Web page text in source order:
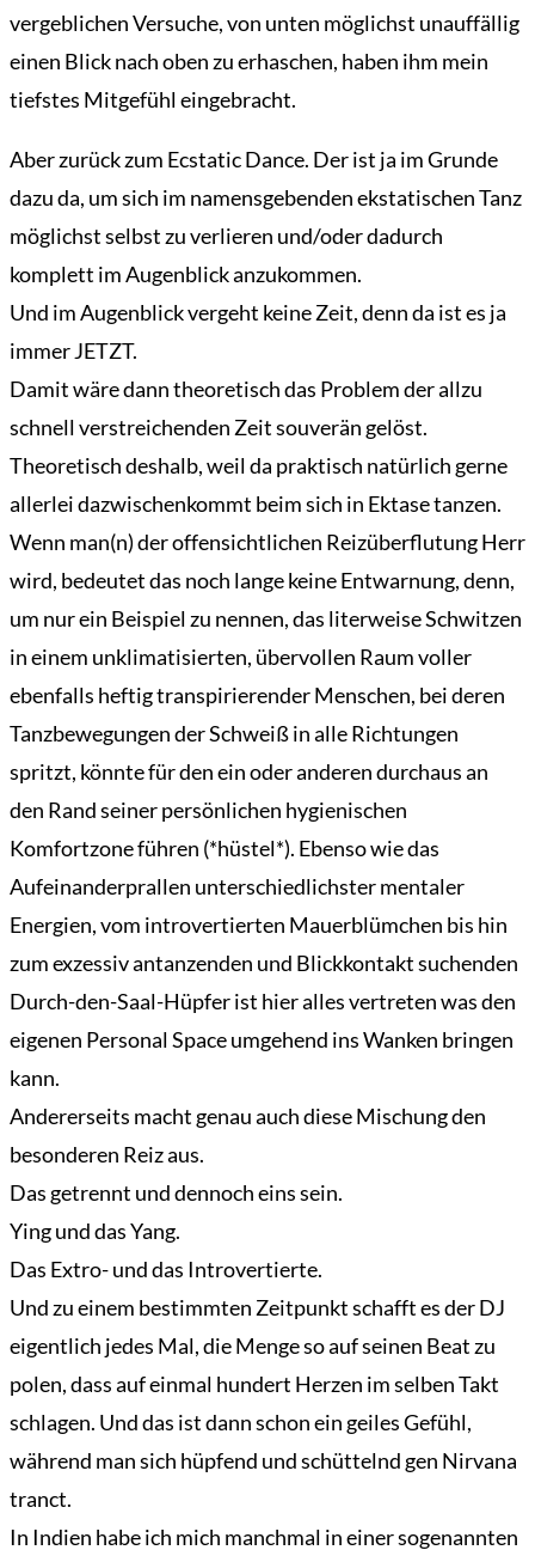
vergeblichen Versuche, von unten möglichst unauffällig
einen Blick nach oben zu erhaschen, haben ihm mein
tiefstes Mitgefühl eingebracht.
Aber zurück zum Ecstatic Dance. Der ist ja im Grunde
dazu da, um sich im namensgebenden ekstatischen Tanz
möglichst selbst zu verlieren und/oder dadurch
komplett im Augenblick anzukommen.
Und im Augenblick vergeht keine Zeit, denn da ist es ja
immer JETZT.
Damit wäre dann theoretisch das Problem der allzu
schnell verstreichenden Zeit souverän gelöst.
Theoretisch deshalb, weil da praktisch natürlich gerne
allerlei dazwischenkommt beim sich in Ektase tanzen.
Wenn man(n) der offensichtlichen Reizüberflutung Herr
wird, bedeutet das noch lange keine Entwarnung, denn,
um nur ein Beispiel zu nennen, das literweise Schwitzen
in einem unklimatisierten, übervollen Raum voller
ebenfalls heftig transpirierender Menschen, bei deren
Tanzbewegungen der Schweiß in alle Richtungen
spritzt, könnte für den ein oder anderen durchaus an
den Rand seiner persönlichen hygienischen
Komfortzone führen (*hüstel*). Ebenso wie das
Aufeinanderprallen unterschiedlichster mentaler
Energien, vom introvertierten Mauerblümchen bis hin
zum exzessiv antanzenden und Blickkontakt suchenden
Durch-den-Saal-Hüpfer ist hier alles vertreten was den
eigenen Personal Space umgehend ins Wanken bringen
kann.
Andererseits macht genau auch diese Mischung den
besonderen Reiz aus.
Das getrennt und dennoch eins sein.
Ying und das Yang.
Das Extro- und das Introvertierte.
Und zu einem bestimmten Zeitpunkt schafft es der DJ
eigentlich jedes Mal, die Menge so auf seinen Beat zu
polen, dass auf einmal hundert Herzen im selben Takt
schlagen. Und das ist dann schon ein geiles Gefühl,
während man sich hüpfend und schüttelnd gen Nirvana
tranct.
In Indien habe ich mich manchmal in einer sogenannten